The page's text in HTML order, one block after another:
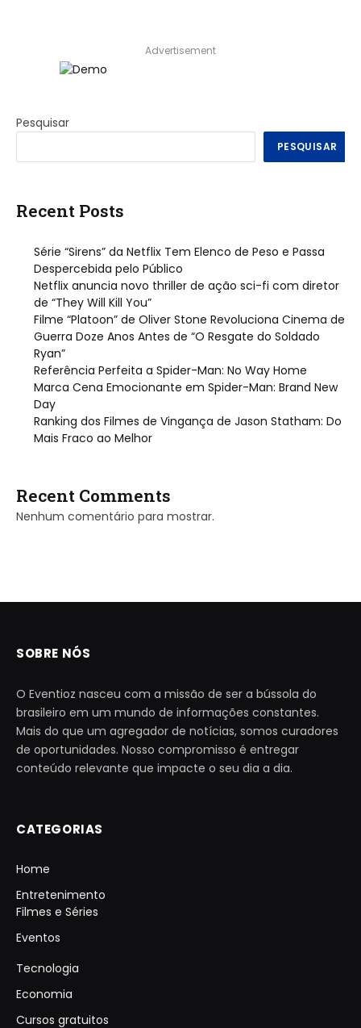
Advertisement
Pesquisar
PESQUISAR
Recent Posts
Série “Sirens” da Netflix Tem Elenco de Peso e Passa
Despercebida pelo Público
Netflix anuncia novo thriller de ação sci-fi com diretor
de “They Will Kill You”
Filme “Platoon” de Oliver Stone Revoluciona Cinema de
Guerra Doze Anos Antes de “O Resgate do Soldado
Ryan”
Referência Perfeita a Spider-Man: No Way Home
Marca Cena Emocionante em Spider-Man: Brand New
Day
Ranking dos Filmes de Vingança de Jason Statham: Do
Mais Fraco ao Melhor
Recent Comments
Nenhum comentário para mostrar.
SOBRE NÓS
O Eventioz nasceu com a missão de ser a bússola do
brasileiro em um mundo de informações constantes.
Mais do que um agregador de notícias, somos curadores
de oportunidades. Nosso compromisso é entregar
conteúdo relevante que impacte o seu dia a dia.
CATEGORIAS
Home
Entretenimento
Filmes e Séries
Eventos
Tecnologia
Economia
Cursos gratuitos